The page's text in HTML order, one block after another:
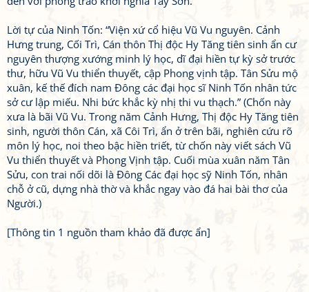
Lời tự của Ninh Tốn: “Viện xứ cổ hiệu Vũ Vu nguyên. Cảnh
Hưng trung, Cối Trì, Cán thôn Thị độc Hy Tăng tiên sinh ẩn cư
nguyên thượng xướng minh lý học, dĩ đại hiền tự kỳ sở trước
thư, hữu Vũ Vu thiển thuyết, cập Phong vịnh tập. Tân Sửu mộ
xuân, kế thế đích nam Đông các đại học sĩ Ninh Tốn nhân tức
sở cư lập miếu. Nhi bức khắc kỳ nhị thi vu thạch.” (Chốn này
xưa là bãi Vũ Vu. Trong năm Cảnh Hưng, Thị độc Hy Tăng tiên
sinh, người thôn Cán, xã Côi Trì, ẩn ở trên bãi, nghiên cứu rõ
môn lý học, noi theo bậc hiền triết, từ chốn này viết sách Vũ
Vu thiển thuyết và Phong Vịnh tập. Cuối mùa xuân năm Tân
Sửu, con trai nối dõi là Đông Các đại học sỹ Ninh Tốn, nhân
chỗ ở cũ, dựng nhà thờ và khắc ngay vào đá hai bài thơ của
Người.)
[Thông tin 1 nguồn tham khảo đã được ẩn]